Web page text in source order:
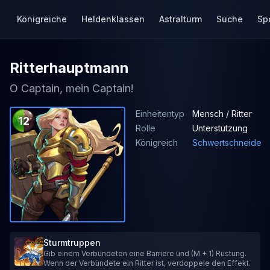
Königreiche Heldenklassen Astralturm Suche
Ritterhauptmann
O Captain, mein Captain!
12
Einheitentyp
Mensch / Ritter
Rolle
Unterstützung
Königreich
Schwertschneide
Sturmtruppen
Gib einem Verbündeten eine Barriere und (M + 1) Rüstung.
Wenn der Verbündete ein Ritter ist, verdoppele den Effekt.